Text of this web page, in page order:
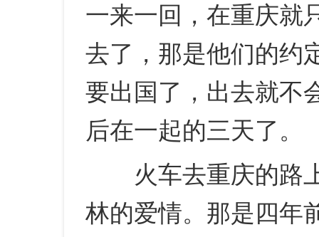
一来一回，在重庆就
去了，那是他们的约
要出国了，出去就不
后在一起的三天了。
火车去重庆的路上
林的爱情。那是四年